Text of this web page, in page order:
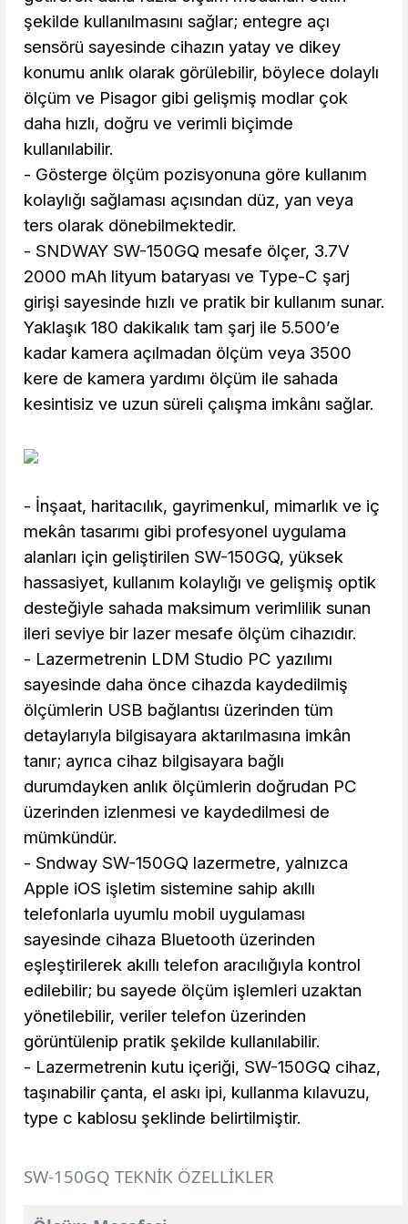
şekilde kullanılmasını sağlar; entegre açı
sensörü sayesinde cihazın yatay ve dikey
konumu anlık olarak görülebilir, böylece dolaylı
ölçüm ve Pisagor gibi gelişmiş modlar çok
daha hızlı, doğru ve verimli biçimde
kullanılabilir.
- Gösterge ölçüm pozisyonuna göre kullanım
kolaylığı sağlaması açısından düz, yan veya
ters olarak dönebilmektedir.
- SNDWAY SW-150GQ mesafe ölçer, 3.7V
2000 mAh lityum bataryası ve Type-C şarj
girişi sayesinde hızlı ve pratik bir kullanım sunar.
Yaklaşık 180 dakikalık tam şarj ile 5.500’e
kadar kamera açılmadan ölçüm veya 3500
kere de kamera yardımı ölçüm ile sahada
kesintisiz ve uzun süreli çalışma imkânı sağlar.
- İnşaat, haritacılık, gayrimenkul, mimarlık ve iç
mekân tasarımı gibi profesyonel uygulama
alanları için geliştirilen SW-150GQ, yüksek
hassasiyet, kullanım kolaylığı ve gelişmiş optik
desteğiyle sahada maksimum verimlilik sunan
ileri seviye bir lazer mesafe ölçüm cihazıdır.
- Lazermetrenin LDM Studio PC yazılımı
sayesinde daha önce cihazda kaydedilmiş
ölçümlerin USB bağlantısı üzerinden tüm
detaylarıyla bilgisayara aktarılmasına imkân
tanır; ayrıca cihaz bilgisayara bağlı
durumdayken anlık ölçümlerin doğrudan PC
üzerinden izlenmesi ve kaydedilmesi de
mümkündür.
- Sndway SW-150GQ lazermetre, yalnızca
Apple iOS işletim sistemine sahip akıllı
telefonlarla uyumlu mobil uygulaması
sayesinde cihaza Bluetooth üzerinden
eşleştirilerek akıllı telefon aracılığıyla kontrol
edilebilir; bu sayede ölçüm işlemleri uzaktan
yönetilebilir, veriler telefon üzerinden
görüntülenip pratik şekilde kullanılabilir.
- Lazermetrenin kutu içeriği, SW-150GQ cihaz,
taşınabilir çanta, el askı ipi, kullanma kılavuzu,
type c kablosu şeklinde belirtilmiştir.
SW-150GQ TEKNİK ÖZELLİKLER